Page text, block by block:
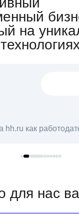
на
hh.ru как
для нас